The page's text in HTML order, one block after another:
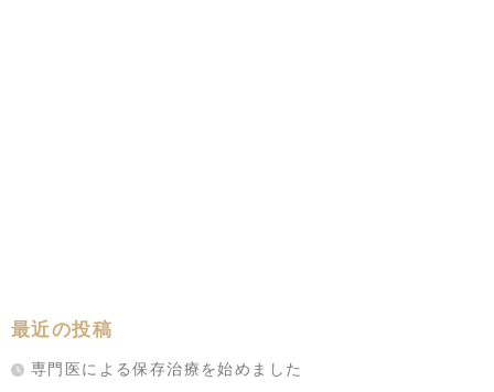
最近の投稿
専門医による保存治療を始めました